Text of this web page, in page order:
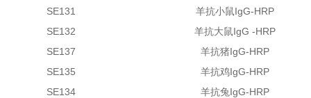
SE131
羊抗小鼠IgG-HRP
SE132
羊抗大鼠IgG -HRP
SE137
羊抗猪IgG-HRP
SE135
羊抗鸡IgG-HRP
SE134
羊抗兔IgG-HRP